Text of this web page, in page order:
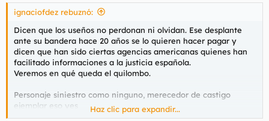
s
ignaciofdez rebuznó:
Dicen que los useños no perdonan ni olvidan. Ese desplante
ante su bandera hace 20 años se lo quieren hacer pagar y
dicen que han sido ciertas agencias americanas quienes han
facilitado informaciones a la justicia española.
Veremos en qué queda el quilombo.
Personaje siniestro como ninguno, merecedor de castigo
ejemplar eso yes
Haz clic para expandir...